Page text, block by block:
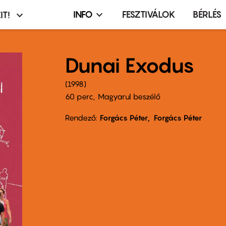
Infó,
terembérlés
menü
INFO FESZTIVÁLOK BÉRLÉS
Dunai Exodus
1998
60 perc,
Magyarul beszélő
Rendező Forgács Péter Forgács Péter